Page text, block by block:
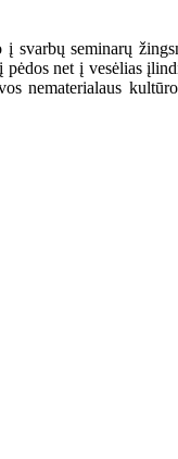
seminarų
net į vesėlias
nematerialaus